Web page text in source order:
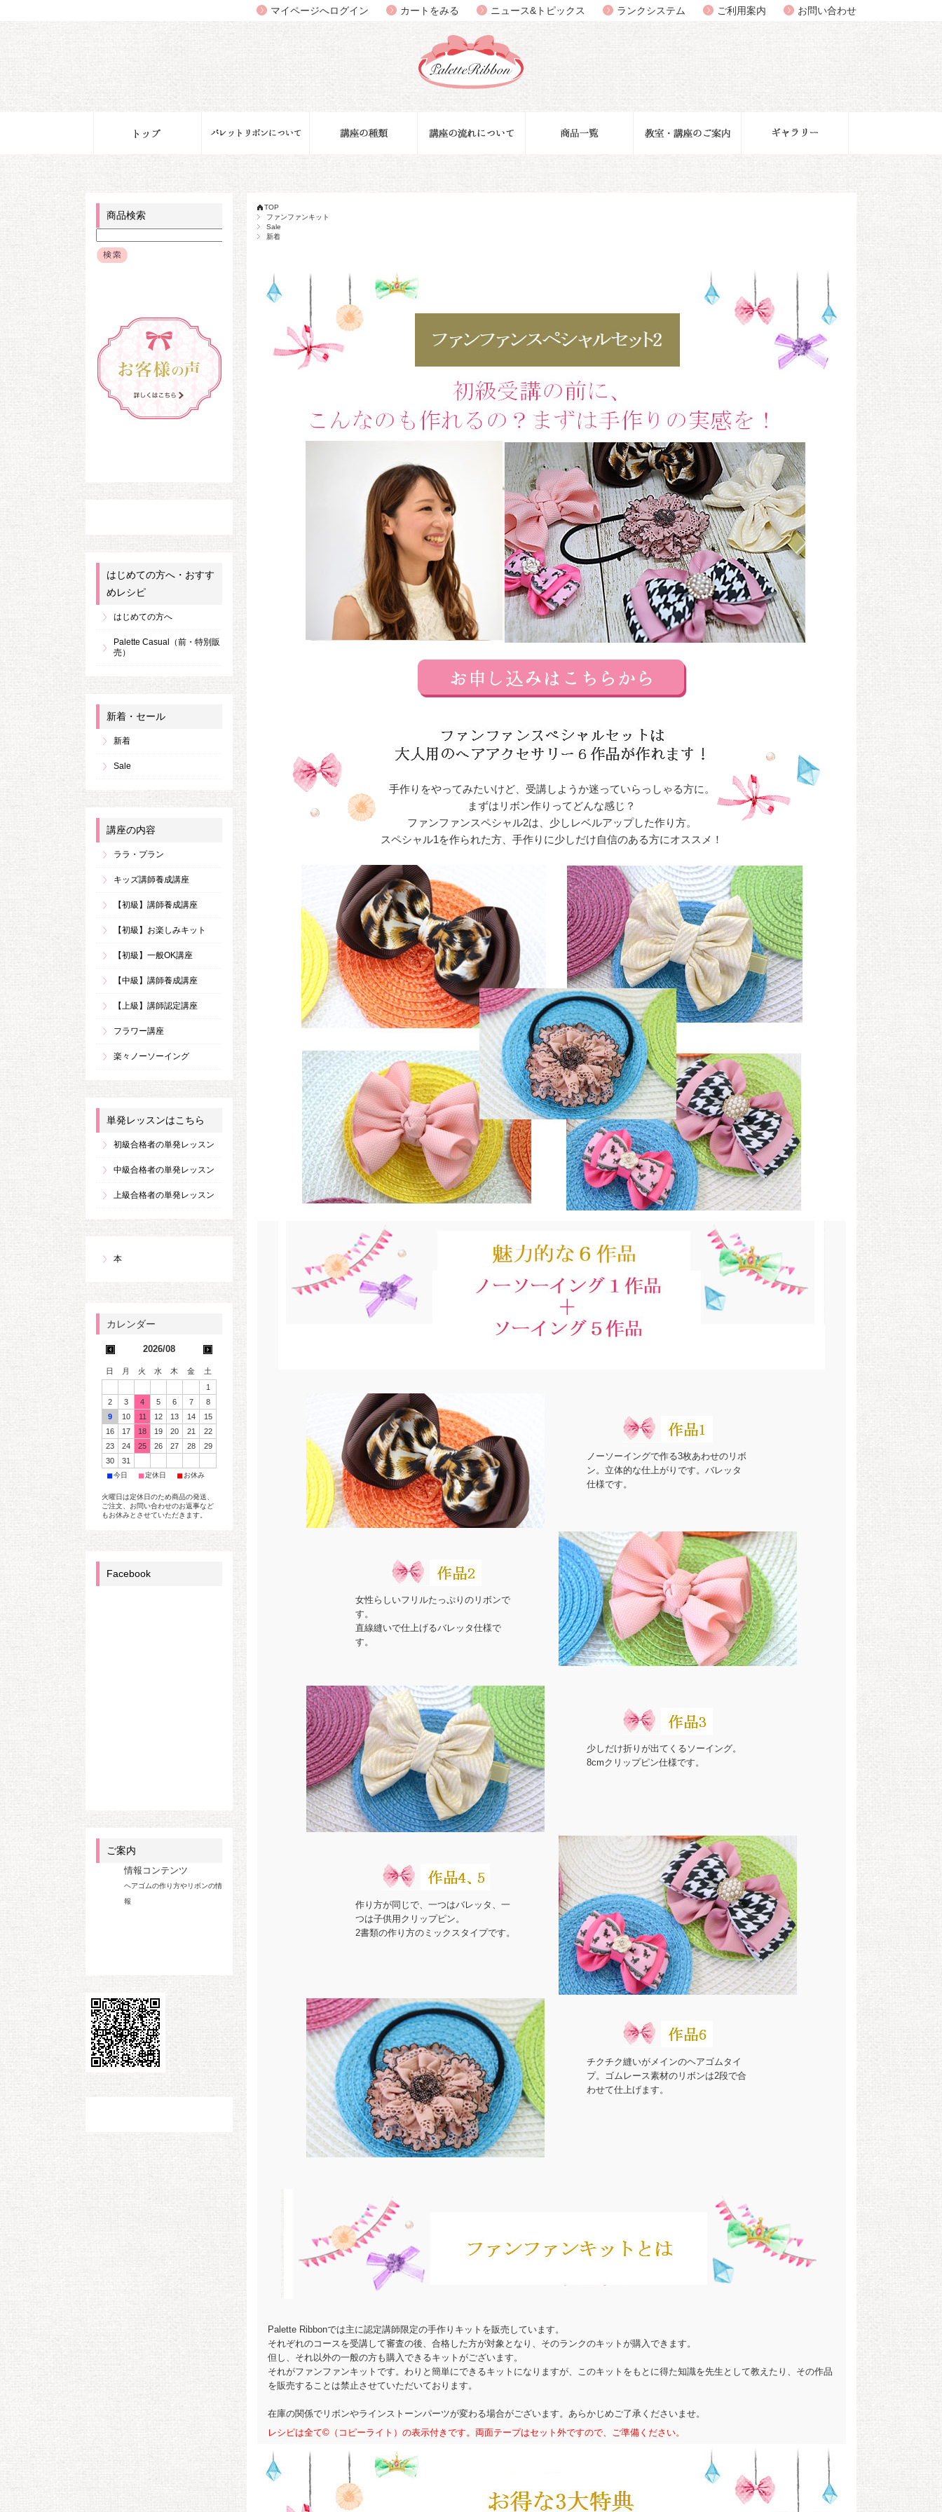
マイページへログイン カートをみる ニュース&トピックス ランクシステム ご利用案内 お問い合わせ
TOP
ファンファンキット
Sale
新着
手作りをやってみたいけど、受講しようか迷っていらっしゃる方に。
まずはリボン作りってどんな感じ？
ファンファンスペシャル2は、少しレベルアップした作り方。
スペシャル1を作られた方、手作りに少しだけ自信のある方にオススメ！
ノーソーイングで作る3枚あわせのリボ
ン。立体的な仕上がりです。バレッタ
仕様です。
女性らしいフリルたっぷりのリボンで
す。
直線縫いで仕上げるバレッタ仕様で
す。
少しだけ折りが出てくるソーイング。
8cmクリップピン仕様です。
作り方が同じで、一つはバレッタ、一
つは子供用クリップピン。
2書類の作り方のミックスタイプです。
チクチク縫いがメインのヘアゴムタイ
プ。ゴムレース素材のリボンは2段で合
わせて仕上げます。
Palette Ribbonでは主に認定講師限定の手作りキットを販売しています。
それぞれのコースを受講して審査の後、合格した方が対象となり、そのランクのキットが購入できます。
但し、それ以外の一般の方も購入できるキットがございます。
それがファンファンキットです。わりと簡単にできるキットになりますが、このキットをもとに得た知識を先生として教えたり、その作品
を販売することは禁止させていただいております。
在庫の関係でリボンやラインストーンパーツが変わる場合がございます。あらかじめご了承くださいませ。
レシピは全て©（コピーライト）の表示付きです。両面テープはセット外ですので、ご準備ください。
商品検索
はじめての方へ・おすす
めレシピ
はじめての方へ
Palette Casual（前・特別販
売）
新着・セール
新着
Sale
講座の内容
ララ・プラン
キッズ講師養成講座
【初級】講師養成講座
【初級】お楽しみキット
【初級】一般OK講座
【中級】講師養成講座
【上級】講師認定講座
フラワー講座
楽々ノーソーイング
単発レッスンはこちら
初級合格者の単発レッスン
中級合格者の単発レッスン
上級合格者の単発レッスン
本
2026/08
日 月 火 水 木 金
土
1
2
3 4 5 6 7
8
9
10 11 12 13 14
15
16
17 18 19 20 21
22
23
24 25 26 27 28
29
30
31
■ 今日 ■ 定休日 ■ お休み
火曜日は定休日のため商品の発送、
ご注文、お問い合わせのお返事など
もお休みとさせていただきます。
Facebook
ご案内
情報コンテンツ
ヘアゴムの作り方やリボンの情
報